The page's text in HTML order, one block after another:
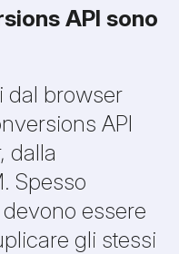
API sono
dal browser
API
dalla
Spesso
essere
gli stessi